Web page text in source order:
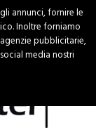
annunci, fornire le
Inoltre forniamo
pubblicitarie,
media nostri